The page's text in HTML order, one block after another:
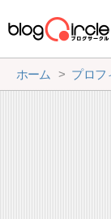
ホーム プロフ